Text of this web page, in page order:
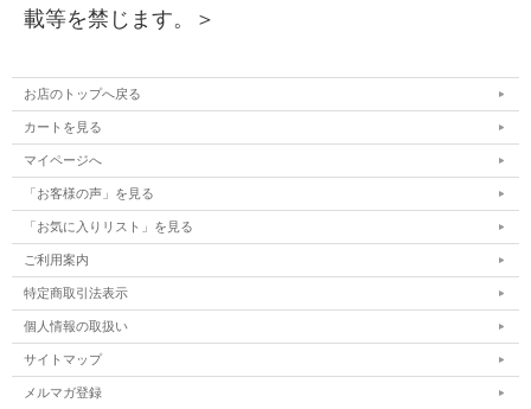
載等を禁じます。＞
お店のトップへ戻る
カートを見る
マイページへ
「お客様の声」を見る
「お気に入りリスト」を見る
ご利用案内
特定商取引法表示
個人情報の取扱い
サイトマップ
メルマガ登録